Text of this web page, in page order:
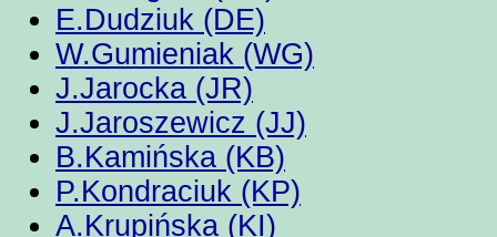
E.Dudziuk (DE)
W.Gumieniak (WG)
J.Jarocka (JR)
J.Jaroszewicz (JJ)
B.Kamińska (KB)
P.Kondraciuk (KP)
A.Krupińska (KI)